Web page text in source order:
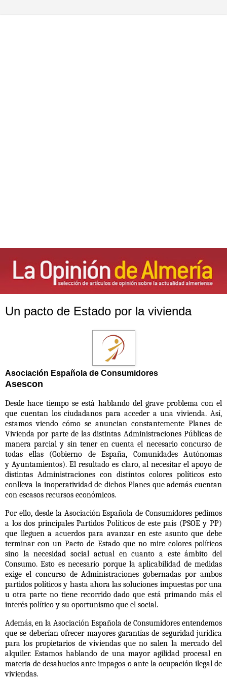
Un pacto de Estado por la vivienda
Asociación Española de Consumidores
Asescon
Desde hace tiempo se está hablando del grave problema con el
que cuentan los ciudadanos para acceder a una vivienda. Así,
estamos viendo cómo se anuncian constantemente Planes de
Vivienda por parte de las distintas Administraciones Públicas de
manera parcial y sin tener en cuenta el necesario concurso de
todas ellas (Gobierno de España, Comunidades Autónomas
yAyuntamientos). El resultado es claro, al necesitar el apoyo de
distintas Administraciones con distintos colores políticos esto
conlleva la inoperatividadde dichos Planes que además cuentan
con escasos recursos económicos.
Por ello, desde la Asociación Española de Consumidores pedimos
a los dos principales Partidos Políticos de este país (PSOE y PP)
que lleguen a acuerdospara avanzar en este asunto que debe
terminar con un Pacto de Estado que no mire colores políticos
sino la necesidad social actual en cuanto a este ámbito del
Consumo. Esto es necesario porque la aplicabilidad de medidas
exige el concurso de Administraciones gobernadas por ambos
partidos políticos y hasta ahora las soluciones impuestas por una
u otra parte no tiene recorrido dadoque está primando más el
interés político y su oportunismo que el social.
Además, en la Asociación Española de Consumidores entendemos
que se deberían ofrecer mayores garantías de seguridad jurídica
para los propietarios de viviendas que no salen la mercado del
alquiler. Estamos hablando de unamayor agilidad procesal en
materia de desahucios ante impagos o ante la ocupación ilegal de
viviendas.